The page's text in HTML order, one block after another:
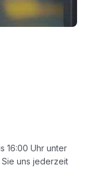
16:00 Uhr unter
uns jederzeit